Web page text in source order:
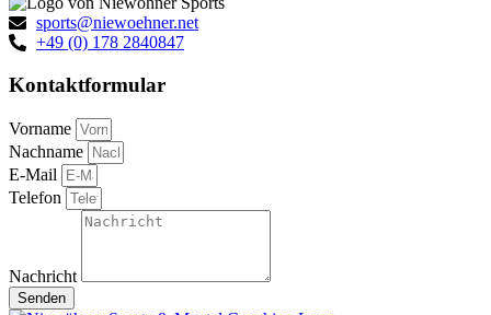
sports@niewoehner.net
+49 (0) 178 2840847
Kontaktformular
Vorname
Nachname
E-Mail
Telefon
Nachricht
Senden